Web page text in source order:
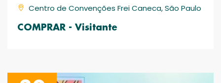
Centro de Convenções Frei Caneca, São Paulo
COMPRAR - Visitante